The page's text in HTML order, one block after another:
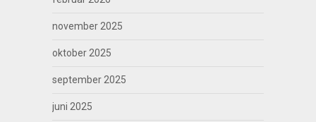
november 2025
oktober 2025
september 2025
juni 2025